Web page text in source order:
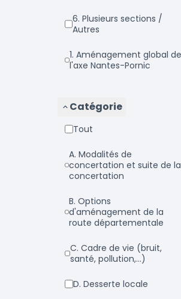
6. Plusieurs sections /
Autres
1. Aménagement global de
l'axe Nantes-Pornic
Catégorie
Tout
a. Modalités de
concertation et suite de la
concertation
b. Options
d'aménagement de la
route départementale
c. Cadre de vie (bruit,
santé, pollution,...)
d. Desserte locale